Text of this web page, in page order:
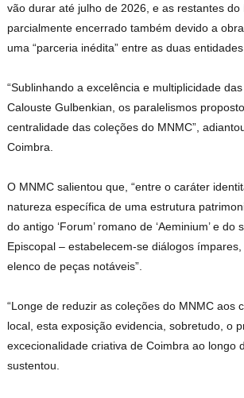
vão durar até julho de 2026, e as restantes do
parcialmente encerrado também devido a
uma “parceria inédita” entre as duas
“Sublinhando a excelência e multiplicidade
Calouste Gulbenkian, os paralelismos
centralidade das coleções do MNMC”,
Coimbra.
O MNMC salientou que, “entre o caráter
natureza específica de uma estrutura
do antigo ‘Forum’ romano de ‘Aeminium’ e do
Episcopal – estabelecem-se diálogos
elenco de peças notáveis”.
“Longe de reduzir as coleções do MNMC aos
local, esta exposição evidencia, sobretudo, o
excecionalidade criativa de Coimbra ao longo
sustentou.